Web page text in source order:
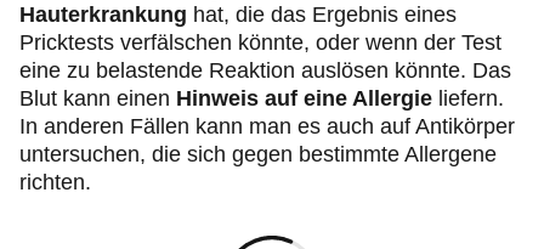
Hauterkrankung hat, die das Ergebnis eines
Pricktests verfälschen könnte, oder wenn der Test
eine zu belastende Reaktion auslösen könnte. Das
Blut kann einen Hinweis auf eine Allergie liefern.
In anderen Fällen kann man es auch auf Antikörper
untersuchen, die sich gegen bestimmte Allergene
richten.